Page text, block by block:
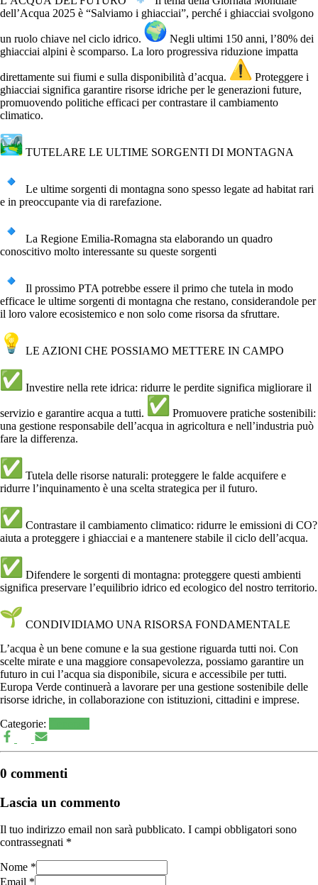
dell’Acqua 2025 è “Salviamo i ghiacciai”, perché i ghiacciai svolgono
un ruolo chiave nel ciclo idrico.
Negli ultimi 150 anni, l’80% dei
ghiacciai alpini è scomparso. La loro progressiva riduzione impatta
direttamente sui fiumi e sulla disponibilità d’acqua.
Proteggere i
ghiacciai significa garantire risorse idriche per le generazioni future,
promuovendo politiche efficaci per contrastare il cambiamento
climatico.
TUTELARE LE ULTIME SORGENTI DI MONTAGNA
Le ultime sorgenti di montagna sono spesso legate ad habitat rari
e in preoccupante via di rarefazione.
La Regione Emilia-Romagna sta elaborando un quadro
conoscitivo molto interessante su queste sorgenti
Il prossimo PTA potrebbe essere il primo che tutela in modo
efficace le ultime sorgenti di montagna che restano, considerandole per
il loro valore ecosistemico e non solo come risorsa da sfruttare.
LE AZIONI CHE POSSIAMO METTERE IN CAMPO
Investire nella rete idrica: ridurre le perdite significa migliorare il
servizio e garantire acqua a tutti.
Promuovere pratiche sostenibili:
una gestione responsabile dell’acqua in agricoltura e nell’industria può
fare la differenza.
Tutela delle risorse naturali: proteggere le falde acquifere e
ridurre l’inquinamento è una scelta strategica per il futuro.
Contrastare il cambiamento climatico: ridurre le emissioni di CO?
aiuta a proteggere i ghiacciai e a mantenere stabile il ciclo dell’acqua.
Difendere le sorgenti di montagna: proteggere questi ambienti
significa preservare l’equilibrio idrico ed ecologico del nostro territorio.
CONDIVIDIAMO UNA RISORSA FONDAMENTALE
L’acqua è un bene comune e la sua gestione riguarda tutti noi. Con
scelte mirate e una maggiore consapevolezza, possiamo garantire un
futuro in cui l’acqua sia disponibile, sicura e accessibile per tutti.
Europa Verde continuerà a lavorare per una gestione sostenibile delle
risorse idriche, in collaborazione con istituzioni, cittadini e imprese.
Categorie:
0 commenti
Lascia un commento
Il tuo indirizzo email non sarà pubblicato. I campi obbligatori sono
contrassegnati *
Nome *
Email *